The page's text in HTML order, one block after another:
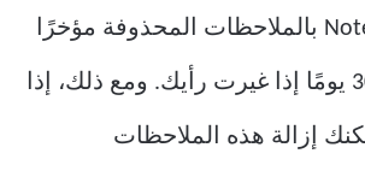
يحتفظ تطبيق Notes بالملاحظات المحذوفة مؤخرًا
لمدة تصل إلى 30 يومًا إذا غيرت رأيك. ومع ذلك، إذا
إزالة هذه الملاحظات